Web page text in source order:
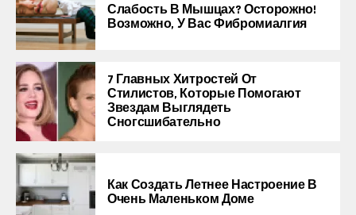
Слабость В Мышцах? Осторожно!
Возможно, У Вас Фибромиалгия
7 Главных Хитростей От
Стилистов, Которые Помогают
Звездам Выглядеть
Сногсшибательно
Как Создать Летнее Настроение В
Очень Маленьком Доме